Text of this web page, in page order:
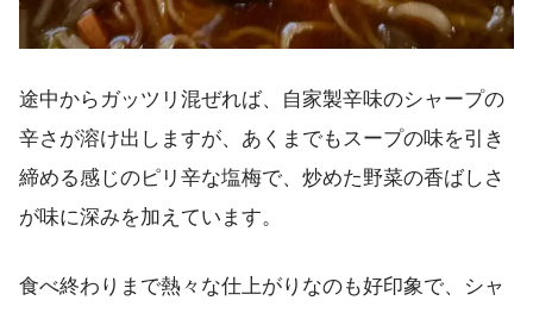
途中からガッツリ混ぜれば、自家製辛味のシャープの
辛さが溶け出しますが、あくまでもスープの味を引き
締める感じのピリ辛な塩梅で、炒めた野菜の香ばしさ
が味に深みを加えています。
食べ終わりまで熱々な仕上がりなのも好印象で、シャ